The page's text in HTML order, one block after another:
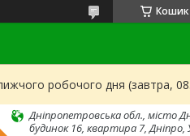
Кошик
робочого дня (завтра,
Дніпропетровська обл., місто
будинок 16, квартира 7, Дніпро,